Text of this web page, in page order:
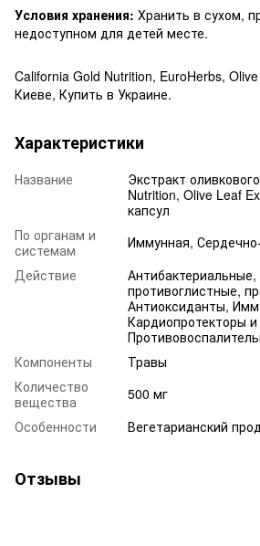
Условия хранения: Хранить в сухом,
недоступном для детей месте.
California Gold Nutrition, EuroHerbs,
Киеве, Купить в Украине.
Характеристики
Название
Экстракт
Nutrition, Olive Leaf
капсул
По органам и
системам
Иммунная,
Действие
противоглистные,
Антиоксиданты,
Кардиопротекторы
Компоненты
Травы
Количество
вещества
500 мг
Особенности
Вегетарианский
Отзывы